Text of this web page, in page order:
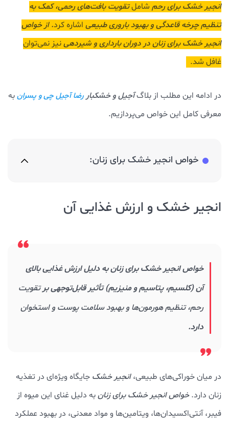
انجیر خشک برای رحم شاملتقویت بافت‌های رحمی، کمک به
تنظیم چرخه قاعدگی و بهبود باروری طبیعی اشاره کرد. از خواص
انجیر خشک برای زنان در دوران بارداری و شیردهینیز نمی‌توان
غافل شد.
در ادامه این مطلب از بلاگآجیل و خشکبار رضا آجیل چی و پسرانبه
معرفی کامل این خواص می‌پردازیم.
خواص انجیر خشک برای زنان:
انجیر خشک و ارزش غذایی آن
خواص انجیر خشک برای زنان به دلیل ارزش غذایی بالای
آن (کلسیم، پتاسیم و منیزیم) تأثیر قابل‌توجهی برتقویت
رحم، تنظیم هورمون‌ها و بهبود سلامت پوست و استخوان
دارد.
در میان خوراکی‌های طبیعی،انجیر خشک جایگاه ویژه‌ای در تغذیه
زنان دارد.خواص انجیر خشک برای زنانبه دلیل غنای این میوه از
فیبر، آنتی‌اکسیدان‌ها، ویتامین‌ها و مواد معدنی، در بهبود عملکرد